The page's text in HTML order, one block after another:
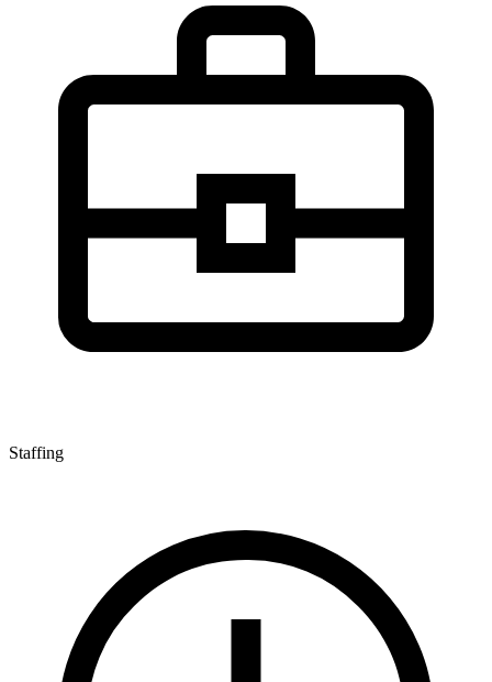
Staffing